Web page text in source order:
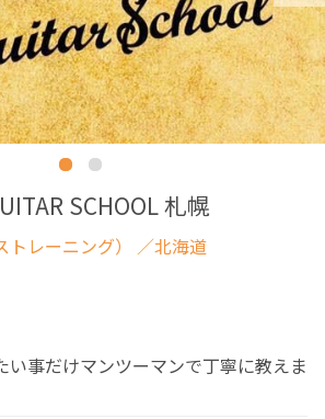
SCHOOL 札幌
レーニング） ／北海道
い事だけマンツーマンで丁寧に教えま